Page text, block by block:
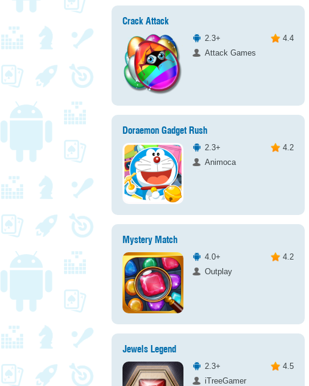
Crack Attack
2.3+
4.4
Attack Games
Doraemon Gadget Rush
2.3+
4.2
Animoca
Mystery Match
4.0+
4.2
Outplay
Jewels Legend
2.3+
4.5
iTreeGamer